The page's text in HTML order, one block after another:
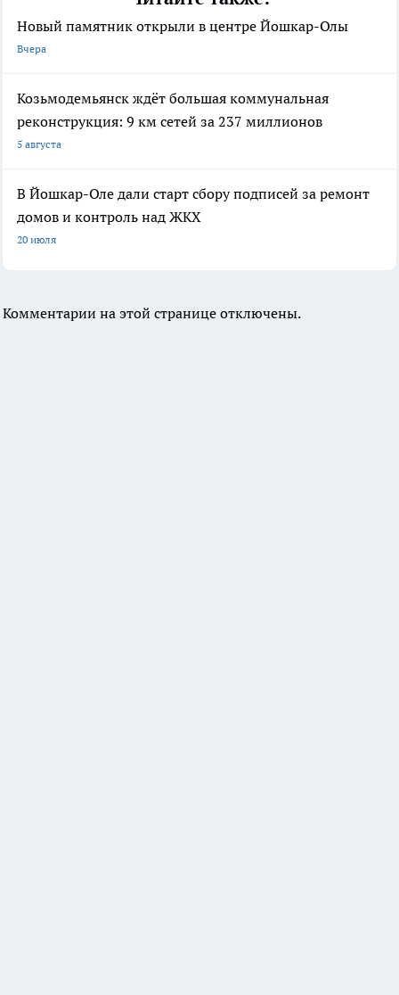
Новый памятник открыли в центре Йошкар-Олы
Вчера
Козьмодемьянск ждёт большая коммунальная
реконструкция: 9 км сетей за 237 миллионов
5 августа
В Йошкар-Оле дали старт сбору подписей за ремонт
домов и контроль над ЖКХ
20 июля
Комментарии на этой странице отключены.